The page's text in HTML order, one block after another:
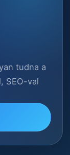
tudna a
SEO-val